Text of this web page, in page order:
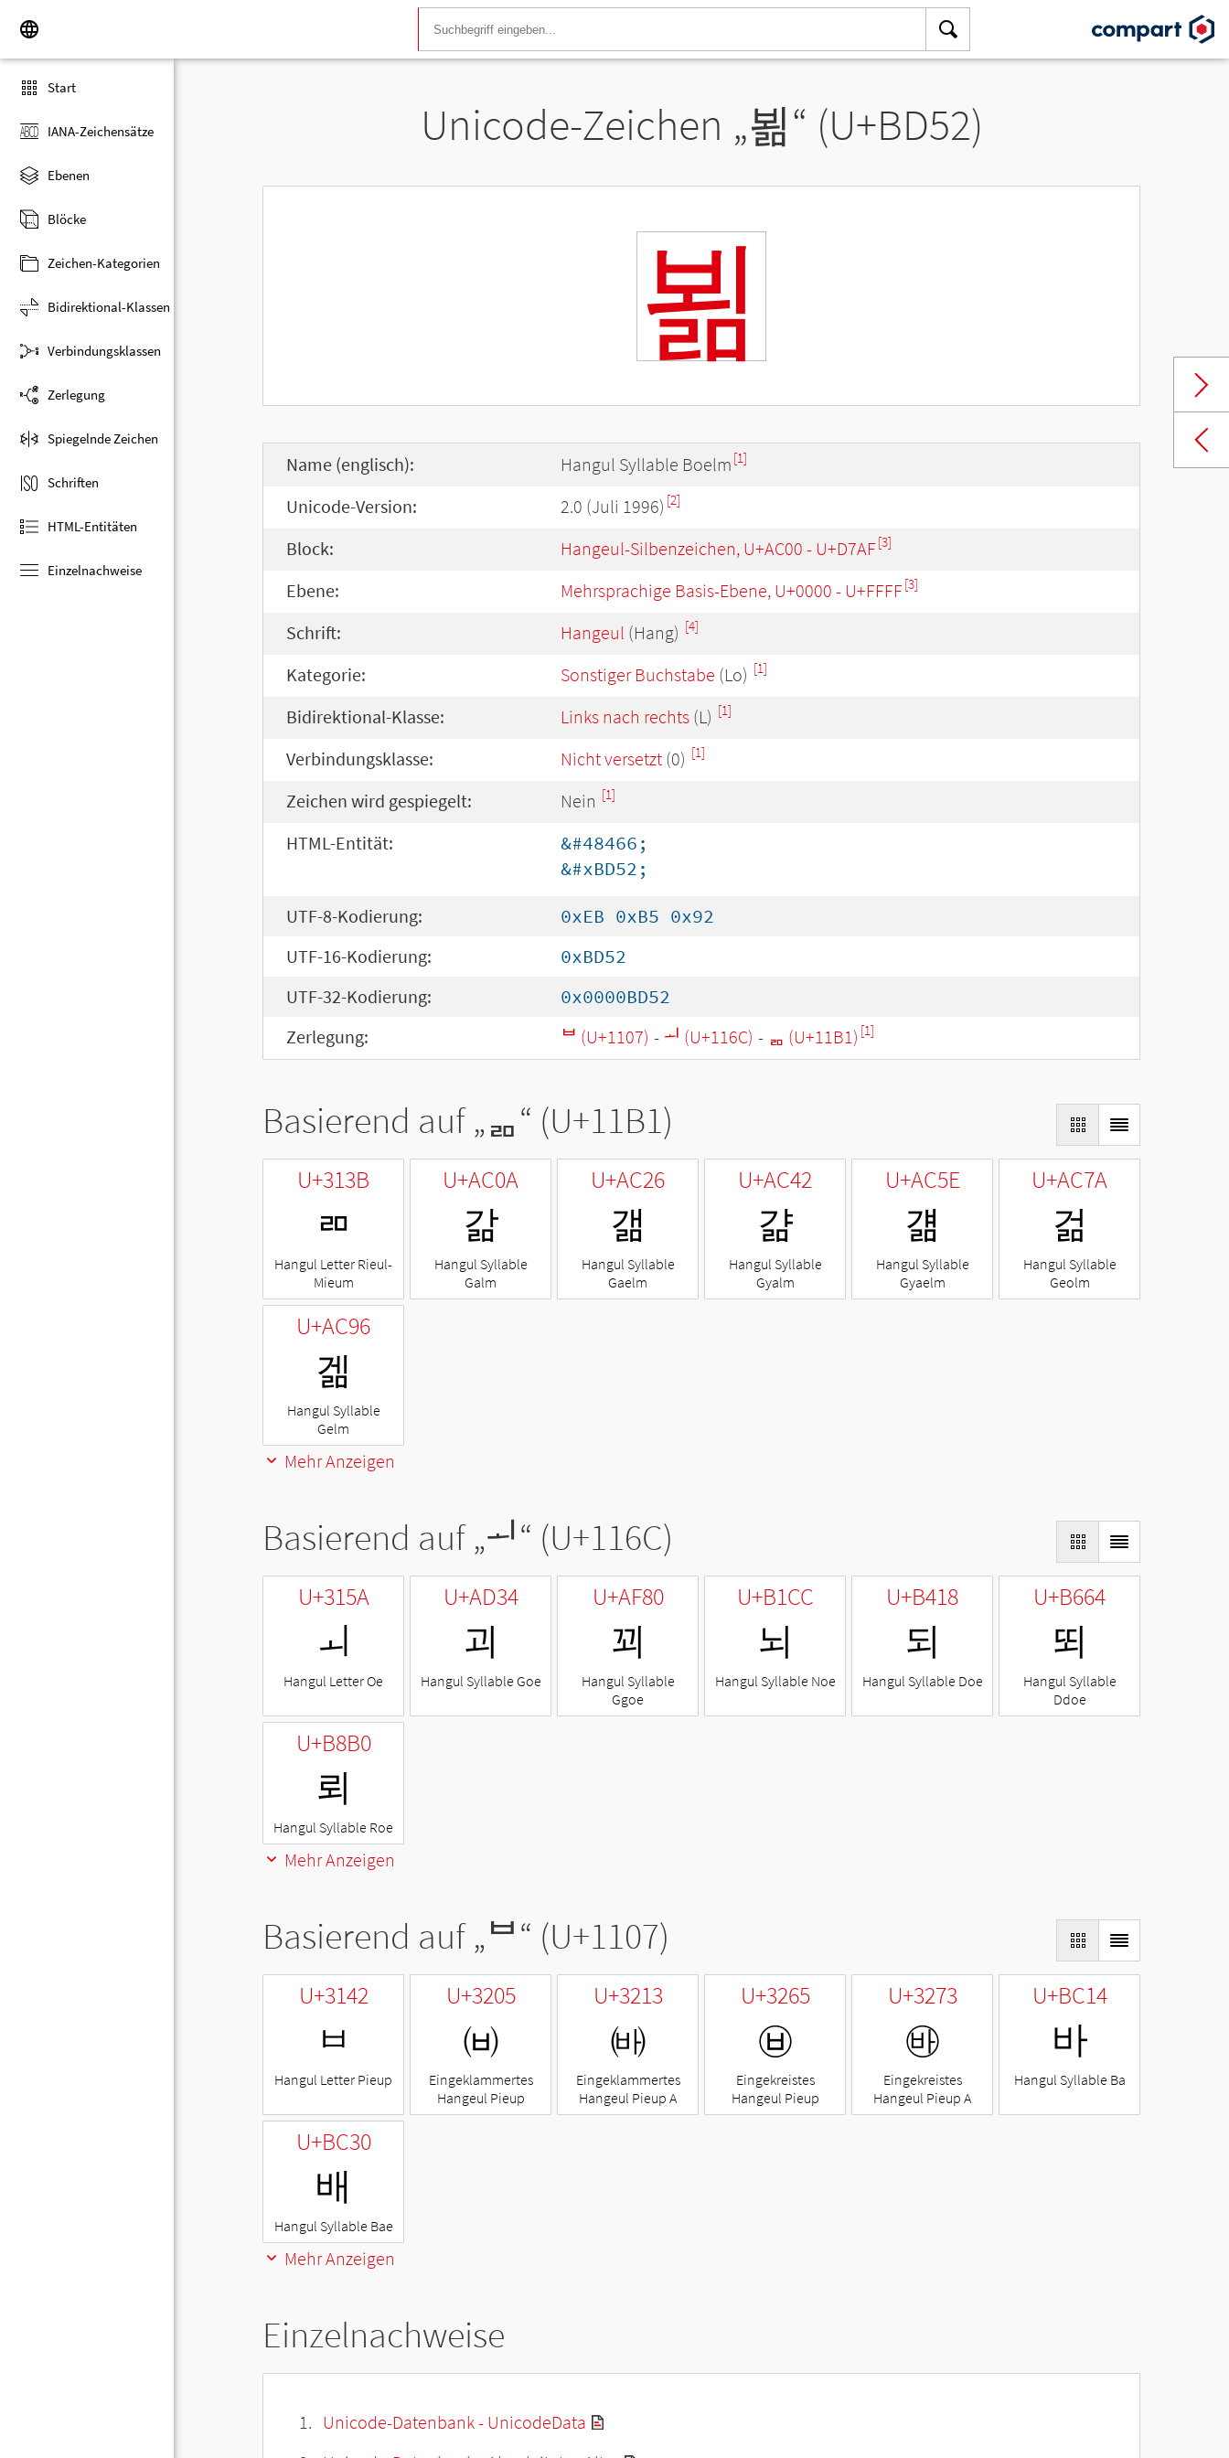
Start
IANA-Zeichensätze
Ebenen
Blöcke
Zeichen-Kategorien
Bidirektional-Klassen
Verbindungsklassen
Zerlegung
Spiegelnde Zeichen
Schriften
HTML-Entitäten
Einzelnachweise
Unicode-Zeichen „뵒“ (U+BD52)
뵒
Name (englisch): Hangul Syllable Boelm [1]
Unicode-Version: 2.0 (Juli 1996) [2]
Block: Hangeul-Silbenzeichen, U+AC00 - U+D7AF[3]
Ebene: Mehrsprachige Basis-Ebene, U+0000 - U+FFFF[3]
Schrift: Hangeul (Hang) [4]
Kategorie: Sonstiger Buchstabe (Lo) [1]
Bidirektional-Klasse: Links nach rechts (L) [1]
Verbindungsklasse: Nicht versetzt (0) [1]
Zeichen wird gespiegelt: Nein [1]
HTML-Entität:
&#48466;
&#xBD52;
UTF-8-Kodierung:
0xEB 0xB5 0x92
UTF-16-Kodierung:
0xBD52
UTF-32-Kodierung:
0x0000BD52
Zerlegung:
ᄇ (U+1107) - ᅬ (U+116C) - ᆱ (U+11B1) [1]
Basierend auf „ᆱ“ (U+11B1)
U+313B
ㄻ
Hangul Letter Rieul-
Mieum
U+AC0A
갊
Hangul Syllable
Galm
U+AC26
갦
Hangul Syllable
Gaelm
U+AC42
걂
Hangul Syllable
Gyalm
U+AC5E
걞
Hangul Syllable
Gyaelm
U+AC7A
걺
Hangul Syllable
Geolm
U+AC96
겖
Hangul Syllable
Gelm
Mehr Anzeigen
Basierend auf „ᅬ“ (U+116C)
U+315A
ㅚ
Hangul Letter Oe
U+AD34
괴
Hangul Syllable Goe
U+AF80
꾀
Hangul Syllable
Ggoe
U+B1CC
뇌
Hangul Syllable Noe
U+B418
되
Hangul Syllable Doe
U+B664
뙤
Hangul Syllable
Ddoe
U+B8B0
뢰
Hangul Syllable Roe
Mehr Anzeigen
Basierend auf „ᄇ“ (U+1107)
U+3142
ㅂ
Hangul Letter Pieup
U+3205
㈅
Eingeklammertes
Hangeul Pieup
U+3213
㈓
Eingeklammertes
Hangeul Pieup A
U+3265
㉥
Eingekreistes
Hangeul Pieup
U+3273
㉳
Eingekreistes
Hangeul Pieup A
U+BC14
바
Hangul Syllable Ba
U+BC30
배
Hangul Syllable Bae
Mehr Anzeigen
Einzelnachweise
Unicode-Datenbank - UnicodeData